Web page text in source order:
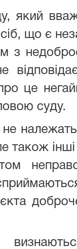
який
що є
з
це
суду.
також